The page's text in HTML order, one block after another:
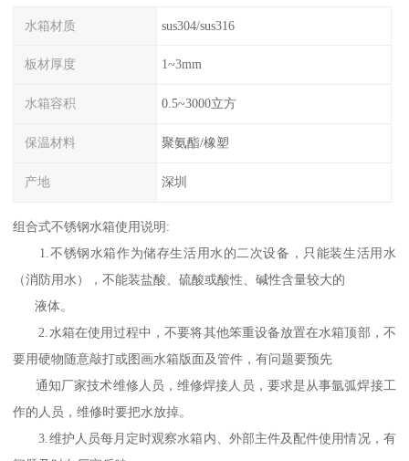
水箱材质 sus304/sus316
板材厚度 1~3mm
水箱容积 0.5~3000立方
保温材料 聚氨酯/橡塑
产地 深圳
组合式不锈钢水箱使用说明:
1.不锈钢水箱作为储存生活用水的二次设备，只能装生活用水
（消防用水），不能装盐酸、硫酸或酸性、碱性含量较大的
液体。
2.水箱在使用过程中，不要将其他笨重设备放置在水箱顶部，不
要用硬物随意敲打或图画水箱版面及管件，有问题要预先
通知厂家技术维修人员，维修焊接人员，要求是从事氩弧焊接工
作的人员，维修时要把水放掉。
3.维护人员每月定时观察水箱内、外部主件及配件使用情况，有